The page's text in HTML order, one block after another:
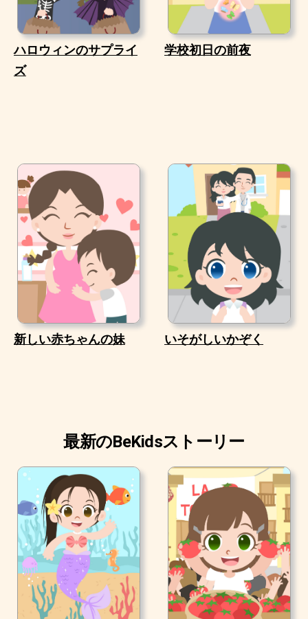
ハロウィンのサプライ
ズ
学校初日の前夜
新しい赤ちゃんの妹 いそがしいかぞく
最新のBeKidsストーリー